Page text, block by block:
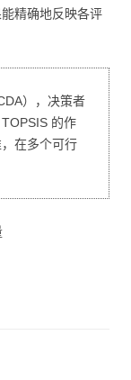
精确地反映各评
），决策者
的作
在多个可行